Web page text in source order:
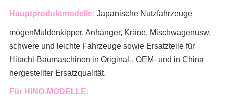
Hauptproduktmodelle: Japanische Nutzfahrzeuge
mögenMuldenkipper, Anhänger, Kräne, Mischwagenusw.
schwere und leichte Fahrzeuge sowie Ersatzteile für
Hitachi-Baumaschinen in Original-, OEM- und in China
hergestellter Ersatzqualität.
Für HINO-MODELLE: